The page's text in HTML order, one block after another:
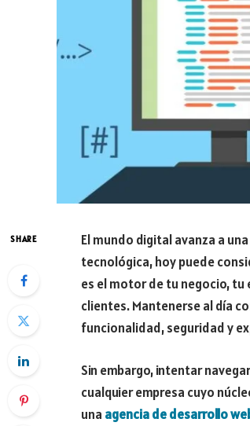
SHARE
El mundo digital avanza a
tecnológica, hoy puede
es el motor de tu negocio, tu
clientes. Mantenerse al día
funcionalidad, seguridad y
Sin embargo, intentar
cualquier empresa cuyo
una agencia de desarrollo